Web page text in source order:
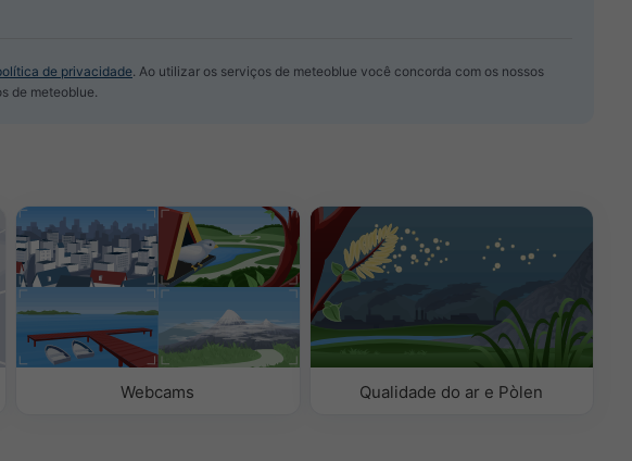
de privacidade. Ao utilizar os serviços de meteoblue você concorda com os nossos
de meteoblue.
Webcams Qualidade do ar e Pòlen